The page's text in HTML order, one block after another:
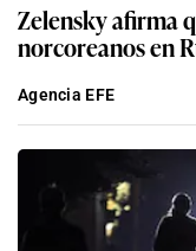
Zelensky afirma
norcoreanos en
Agencia EFE